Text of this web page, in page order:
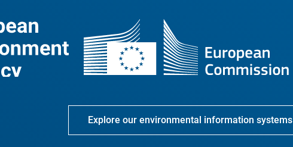
Explore our environmental information systems